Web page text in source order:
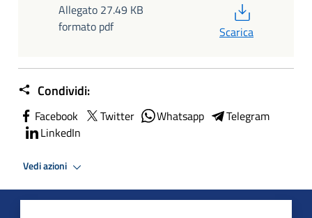
Allegato 27.49 KB
formato pdf
Scarica
Condividi:
Facebook Twitter Whatsapp
Telegram
LinkedIn
Vedi azioni